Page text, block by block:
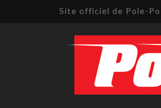
Site officiel de Pole-